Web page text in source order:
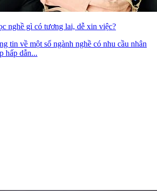
nghề gì có tương lai, dễ xin việc?
tin về một số ngành nghề có nhu cầu nhân
hấp dẫn...